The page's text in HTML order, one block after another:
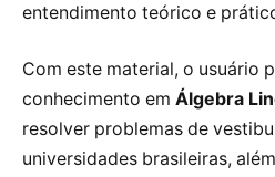
entendimento teórico e
Com este material, o usuário
conhecimento em Álgebra
resolver problemas de
universidades brasileiras,